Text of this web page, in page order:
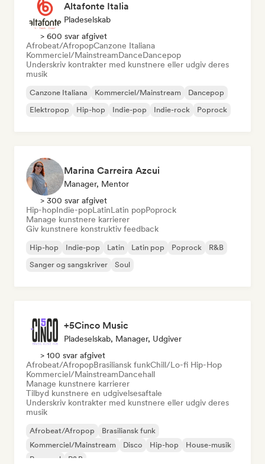
Altafonte Italia
Pladeselskab
> 600 svar afgivet
Afrobeat/AfropopCanzone Italiana
Kommerciel/MainstreamDanceDancepop
Underskriv kontrakter med kunstnere eller udgiv deres
musik
Canzone Italiana Kommerciel/Mainstream
Dancepop
Elektropop
Hip-hop Indie-pop Indie-rock Poprock
Marina Carreira Azcui
Manager, Mentor
> 300 svar afgivet
Hip-hopIndie-popLatinLatin popPoprock
Manage kunstnere karrierer
Giv kunstnere konstruktiv feedback
Hip-hop Indie-pop Latin Latin pop Poprock
R&B
Sanger og sangskriver
Soul
+5Cinco Music
Pladeselskab, Manager, Udgiver
> 100 svar afgivet
Afrobeat/AfropopBrasiliansk funkChill/Lo-fi Hip-Hop
Kommerciel/MainstreamDancehall
Manage kunstnere karrierer
Tilbyd kunstnere en udgivelsesaftale
Underskriv kontrakter med kunstnere eller udgiv deres
musik
Afrobeat/Afropop
Brasiliansk funk
Kommerciel/Mainstream
Disco Hip-hop
House-musik
Pop-soul
R&B